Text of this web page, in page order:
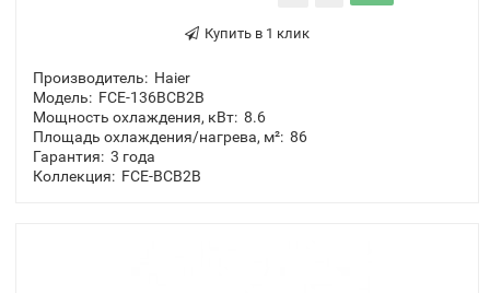
Производитель: Haier
Модель: FCE-136BCB2B
Мощность охлаждения, кВт: 8.6
Площадь охлаждения/нагрева, м²: 86
Гарантия: 3 года
Коллекция: FCE-BCB2B
Купить в 1 клик